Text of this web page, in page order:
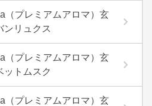
（プレミアムアロマ）玄
ンリュクス
（プレミアムアロマ）玄
ットムスク
（プレミアムアロマ）玄